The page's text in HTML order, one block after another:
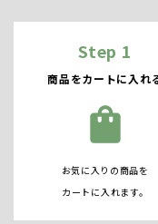
Step 1
商品をカートに入れ
shopping_bag
お気に入りの商品を
カートに入れます。